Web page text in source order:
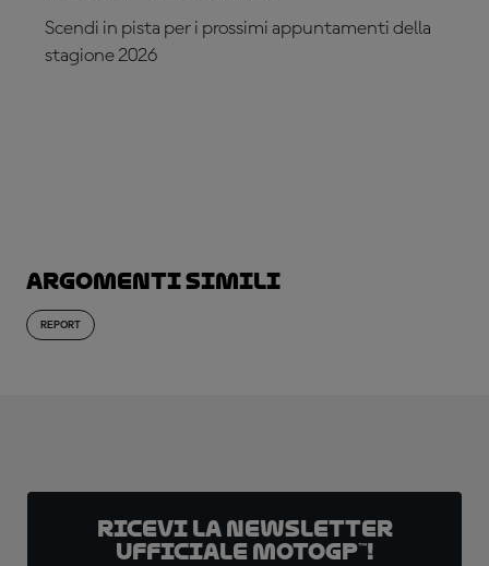
Scendi in pista per i prossimi appuntamenti della
stagione 2026
Argomenti simili
REPORT
Ricevi la newsletter
ufficiale MotoGP™!